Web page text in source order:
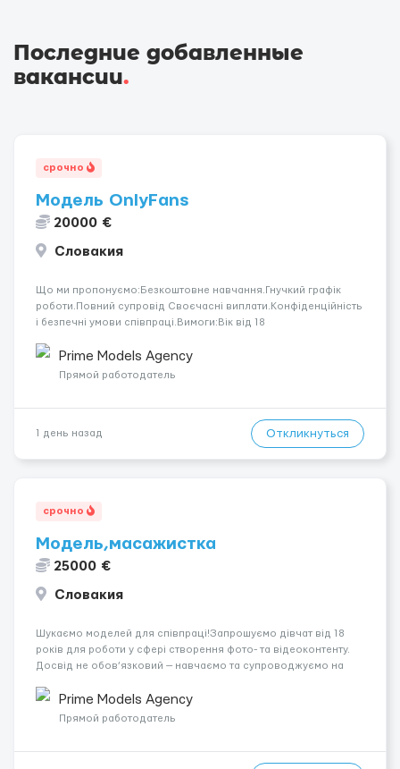
Последние добавленные
вакансии.
срочно
Модель OnlyFans
20000 €
Словакия
Що ми пропонуємо:Безкоштовне навчання.Гнучкий графік
роботи.Повний супровід Своєчасні виплати.Конфіденційність
і безпечні умови співпраці.Вимоги:Вік від 18
розвиватися.Досвід не обов’язковий.Якщо вас зацікавила
вакансія — залишайте відгук, і ми зв’яжемося ...
Prime Models Agency
Прямой работодатель
1 день назад Откликнуться
срочно
Модель,масажистка
25000 €
Словакия
Шукаємо моделей для співпраці!Запрошуємо дівчат від 18
років для роботи у сфері створення фото- та відеоконтенту.
Досвід не обов’язковий — навчаємо та супроводжуємо на
конфіденційність і професійну підтримку. Працюємо офіційно,
поважаємо особ...
Prime Models Agency
Прямой работодатель